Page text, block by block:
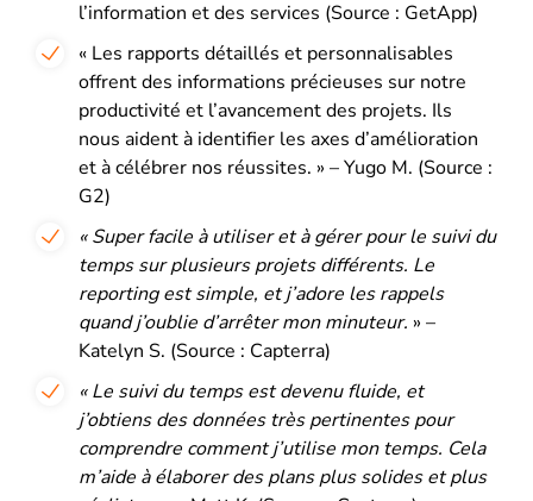
l’information et des services (Source : GetApp)
« Les rapports détaillés et personnalisables
offrent des informations précieuses sur notre
productivité et l’avancement des projets. Ils
nous aident à identifier les axes d’amélioration
et à célébrer nos réussites. » – Yugo M. (Source :
G2)
« Super facile à utiliser et à gérer pour le suivi du
temps sur plusieurs projets différents. Le
reporting est simple, et j’adore les rappels
quand j’oublie d’arrêter mon minuteur. » –
Katelyn S. (Source : Capterra)
« Le suivi du temps est devenu fluide, et
j’obtiens des données très pertinentes pour
comprendre comment j’utilise mon temps. Cela
m’aide à élaborer des plans plus solides et plus